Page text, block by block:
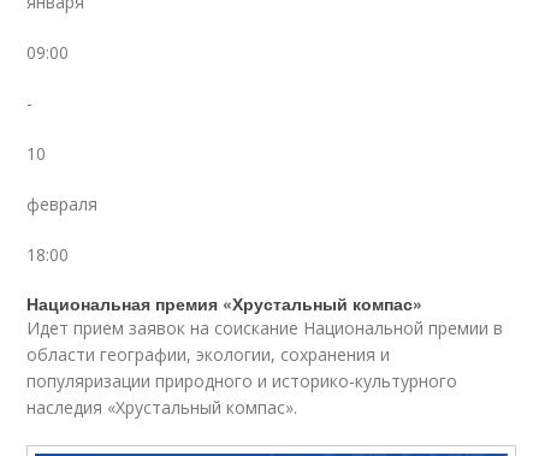
09:00
-
10
февраля
18:00
Национальная премия «Хрустальный компас»
Идет прием заявок на соискание Национальной премии в
области географии, экологии, сохранения и
популяризации природного и историко-культурного
наследия «Хрустальный компас».